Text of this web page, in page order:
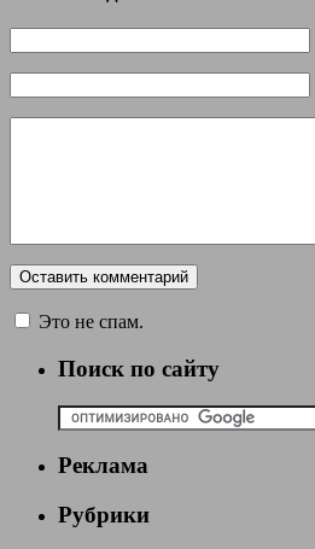
Это не спам.
Поиск по сайту
Реклама
Рубрики